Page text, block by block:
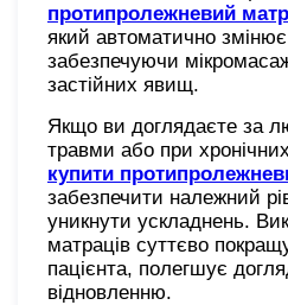
протипролежневий
який автоматично змінює
забезпечуючи
застійних явищ.
Якщо ви доглядаєте за
травми або при
купити
забезпечити належний
уникнути ускладнень.
матраців суттєво
пацієнта, полегшує
відновленню.